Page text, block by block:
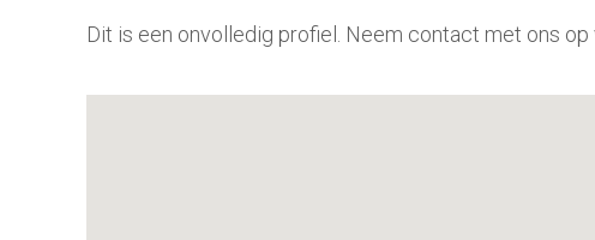
Dit is een onvolledig profiel. Neem contact met ons op